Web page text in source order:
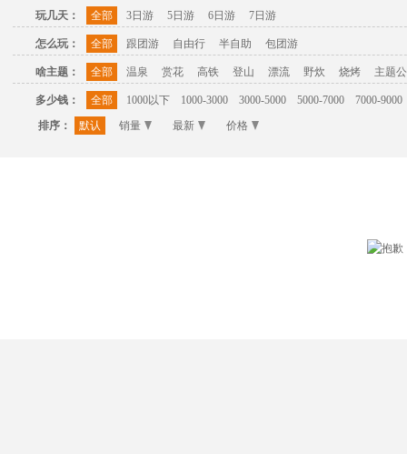
玩几天： 全部 3日游 5日游 6日游 7日游
怎么玩： 全部 跟团游 自由行 半自助 包团游
啥主题： 全部 温泉 赏花 高铁 登山 漂流 野炊 烧烤 主题
多少钱： 全部 1000以下 1000-3000 3000-5000 5000-7000
7000-9000
排序：
默认 销量 最新 价格